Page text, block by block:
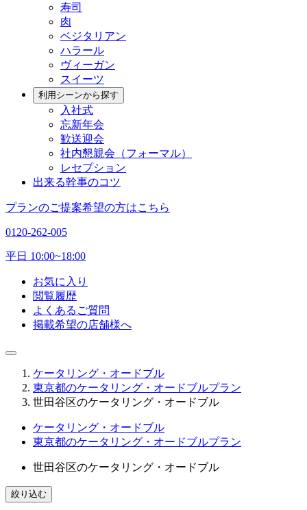
寿司
肉
ベジタリアン
ハラール
ヴィーガン
スイーツ
利用シーンから探す
入社式
忘新年会
歓送迎会
社内懇親会（フォーマル）
レセプション
出来る幹事のコツ
プランのご提案希望の方はこちら
0120-262-005
平日 10:00~18:00
お気に入り
閲覧履歴
よくあるご質問
掲載希望の店舗様へ
ケータリング・オードブル
東京都のケータリング・オードブルプラン
世田谷区のケータリング・オードブル
ケータリング・オードブル
東京都のケータリング・オードブルプラン
世田谷区のケータリング・オードブル
絞り込む